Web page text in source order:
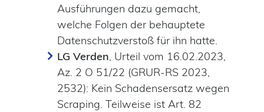
Ausführungen dazu gemacht,
welche Folgen der behauptete
Datenschutzverstoß für ihn hatte.
LG Verden, Urteil vom 16.02.2023,
Az. 2 O 51/22 (GRUR-RS 2023,
2532): Kein Schadensersatz wegen
Scraping. Teilweise ist Art. 82